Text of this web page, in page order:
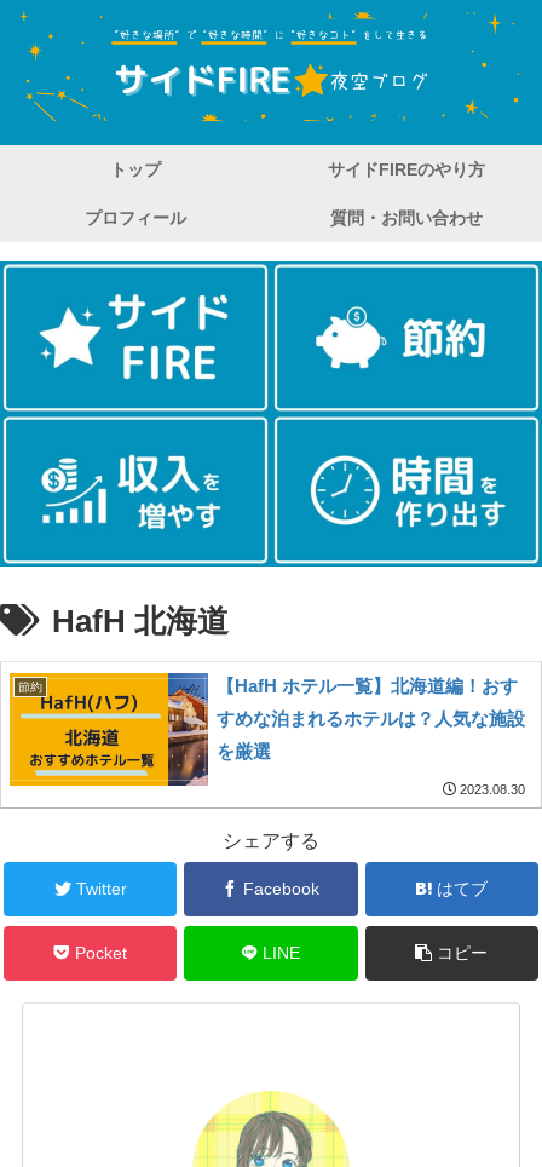
トップ サイドFIREのやり方
プロフィール 質問・お問い合わせ
HafH 北海道
節約
【HafH ホテル一覧】北海道編！おす
すめな泊まれるホテルは？人気な施設
を厳選
2023.08.30
シェアする
Twitter Facebook はてブ
Pocket LINE コピー